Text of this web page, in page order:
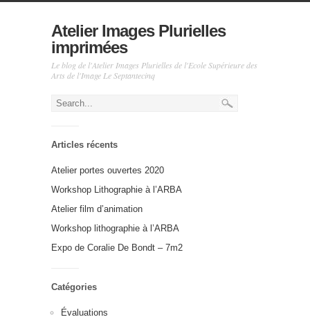
Atelier Images Plurielles
imprimées
Le blog de l'Atelier Images Plurielles de l'Ecole Supérieure des
Arts de l'Image Le Septantecinq
Articles récents
Atelier portes ouvertes 2020
Workshop Lithographie à l’ARBA
Atelier film d’animation
Workshop lithographie à l’ARBA
Expo de Coralie De Bondt – 7m2
Catégories
Évaluations